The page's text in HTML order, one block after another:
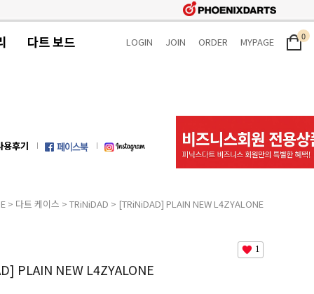
다트 보드 LOGIN JOIN ORDER MYPAGE 0
용후기
> 다트 케이스 > TRiNiDAD > [TRiNiDAD] PLAIN NEW L4ZYALONE
1
PLAIN NEW L4ZYALONE